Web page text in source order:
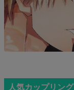
人気カップリング